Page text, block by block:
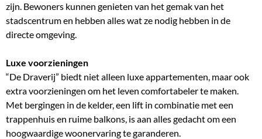
zijn. Bewoners kunnen genieten van het gemak van het
stadscentrum en hebben alles wat ze nodig hebben in de
directe omgeving.
Luxe voorzieningen
“De Draverij” biedt niet alleen luxe appartementen, maar ook
extra voorzieningen om het leven comfortabeler te maken.
Met bergingen in de kelder, een lift in combinatie met een
trappenhuis en ruime balkons, is aan alles gedacht om een
hoogwaardige woonervaring te garanderen.